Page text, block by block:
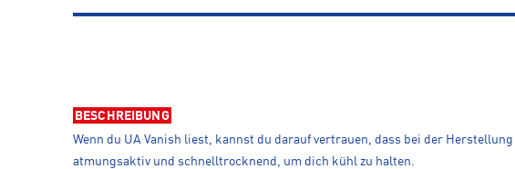
BESCHREIBUNG
Wenn du UA Vanish liest, kannst du darauf vertrauen, dass bei der
atmungsaktiv und schnelltrocknend, um dich kühl zu halten.